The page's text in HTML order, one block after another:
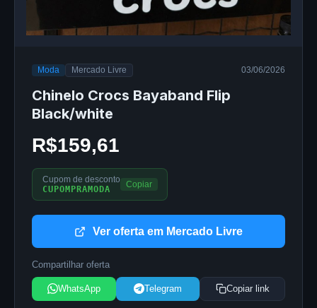
Moda Mercado Livre 03/06/2026
Chinelo Crocs Bayaband Flip
Black/white
R$159,61
Cupom de desconto
CUPOMPRAMODA
Copiar
Ver oferta em Mercado Livre
Compartilhar oferta
WhatsApp Telegram Copiar link